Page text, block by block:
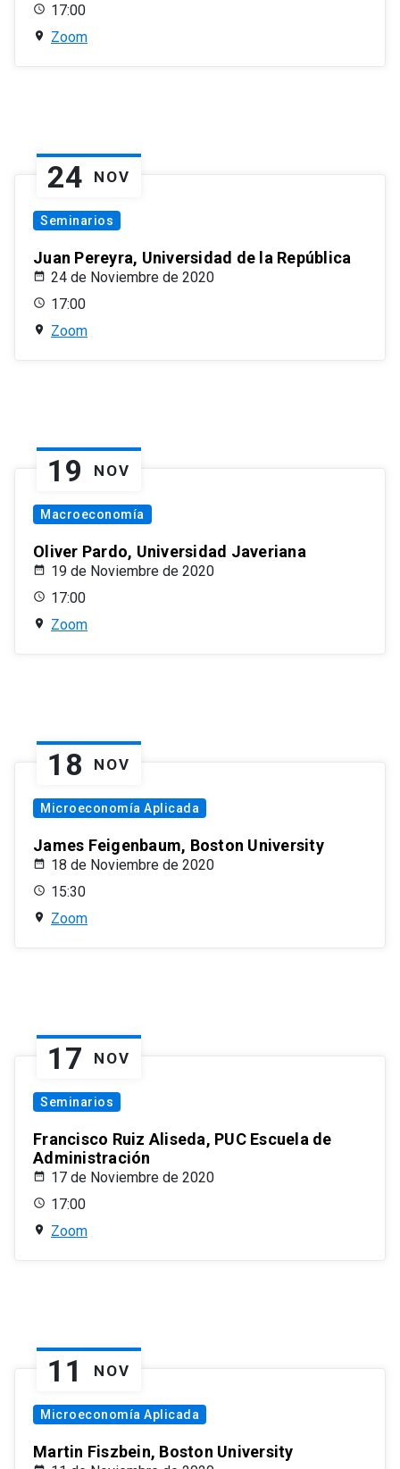
17:00
Zoom
24 NOV
Seminarios
Juan Pereyra, Universidad de la República
24 de Noviembre de 2020
17:00
Zoom
19 NOV
Macroeconomía
Oliver Pardo, Universidad Javeriana
19 de Noviembre de 2020
17:00
Zoom
18 NOV
Microeconomía Aplicada
James Feigenbaum, Boston University
18 de Noviembre de 2020
15:30
Zoom
17 NOV
Seminarios
Francisco Ruiz Aliseda, PUC Escuela de
Administración
17 de Noviembre de 2020
17:00
Zoom
11 NOV
Microeconomía Aplicada
Martin Fiszbein, Boston University